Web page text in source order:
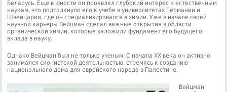
Беларусь. Еще в юности он проявлял глубокий интерес к естественным
наукам, что подтолкнуло его к учебе в университетах Германии и
Швейцарии, где он специализировался в химии. Уже в начале своей
научной карьеры Вейцман сделал важные открытия в области
органической химии, которые заложили фундамент его будущего
вклада в науку.
Однако Вейцман был не только ученым. С начала XX века он активно
занимался сионистской деятельностью, стремясь к созданию
национального дома для еврейского народа в Палестине.
Вейцман